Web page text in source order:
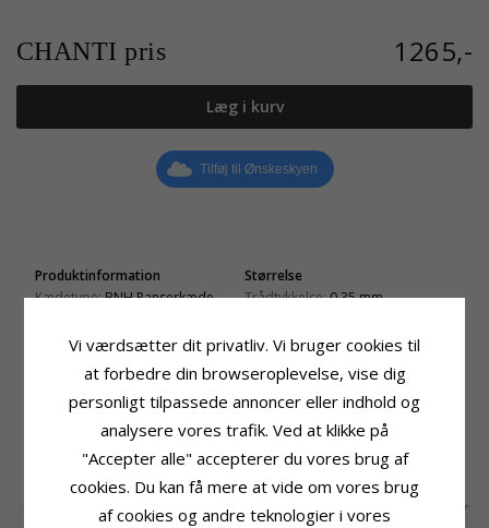
CHANTI pris 1265,-
Læg i kurv
Tilføj til Ønskeskyen
Produktinformation
Kædetype:BNH Panserkæde
Overflade:Blank
Størrelse
Trådtykkelse:0,35 mm
Længde:38 cm
Leveringstid
Leveringstid:
2-3 Hverdage
RELATEREDE PRODUKTER
Vi værdsætter dit privatliv. Vi bruger cookies til
at forbedre din browseroplevelse, vise dig
personligt tilpassede annoncer eller indhold og
analysere vores trafik. Ved at klikke på
"Accepter alle" accepterer du vores brug af
cookies. Du kan få mere at vide om vores brug
af cookies og andre teknologier i vores